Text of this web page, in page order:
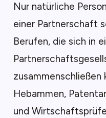
Nur natürliche
einer Partnerschaft
Berufen, die sich in
zusammenschließen
Hebammen,
und